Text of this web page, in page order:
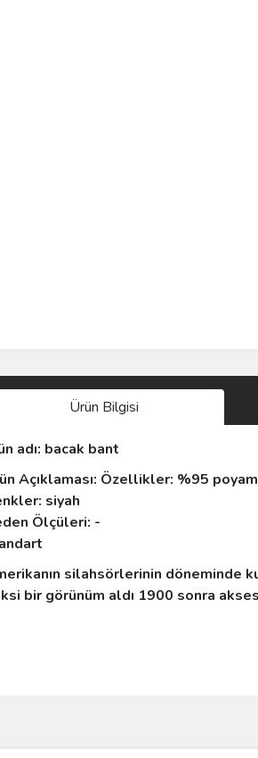
Ürün Bilgisi
adı: bacak bant
Açıklaması: Özellikler: %95
siyah
Ölçüleri: -
silahsörlerinin döneminde
bir görünüm aldı 1900 sonra